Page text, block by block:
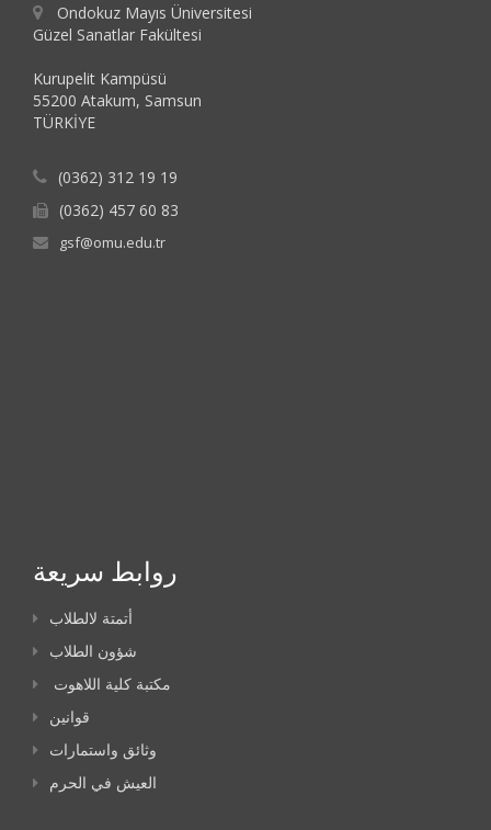
Ondokuz Mayıs Üniversitesi
Güzel Sanatlar Fakültesi
Kurupelit Kampüsü
55200 Atakum, Samsun
TÜRKİYE
(0362) 312 19 19
(0362) 457 60 83
gsf@omu.edu.tr
روابط سريعة
أتمتة لالطلاب
شؤون الطلاب
مكتبة كلية اللاهوت
قوانين
وثائق واستمارات
العيش في الحرم